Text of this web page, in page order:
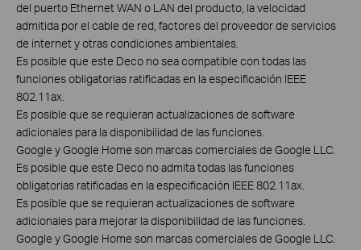
del puerto Ethernet WAN o LAN del producto, la velocidad
admitida por el cable de red, factores del proveedor de servicios
de internet y otras condiciones ambientales.
Es posible que este Deco no sea compatible con todas las
funciones obligatorias ratificadas en la especificación IEEE
802.11ax.
Es posible que se requieran actualizaciones de software
adicionales para la disponibilidad de las funciones.
Google y Google Home son marcas comerciales de Google LLC.
Es posible que este Deco no admita todas las funciones
obligatorias ratificadas en la especificación IEEE 802.11ax.
Es posible que se requieran actualizaciones de software
adicionales para mejorar la disponibilidad de las funciones.
Google y Google Home son marcas comerciales de Google LLC.